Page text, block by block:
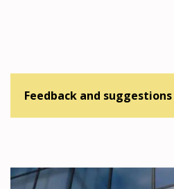
Feedback and suggestions